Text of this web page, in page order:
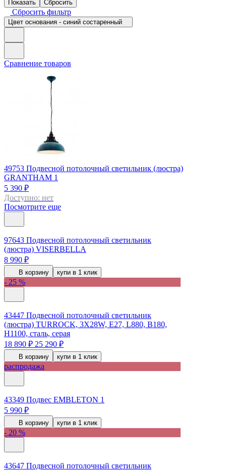
Сбросить фильтр
Цвет основания - синий состаренный
Сравнение товаров
49753 Подвесной потолочный светильник (люстра)
GRANTHAM 1
5 390 ₽
Доступно: нет
Посмотрите еще
97643 Подвесной потолочный светильник
(люстра) VISERBELLA
8 990 ₽
В корзину купи в 1 клик
- 25 %
43447 Подвесной потолочный светильник
(люстра) TURROCK, 3Х28W, E27, L880, B180,
H1100, сталь, серая
18 890 ₽ 25 290 ₽
В корзину купи в 1 клик
распродажа
43349 Подвес EMBLETON 1
5 990 ₽
В корзину купи в 1 клик
- 20 %
43647 Подвесной потолочный светильник